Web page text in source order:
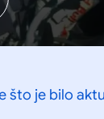
što je bilo